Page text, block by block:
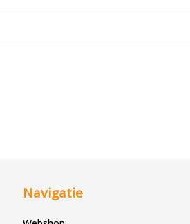
Navigatie